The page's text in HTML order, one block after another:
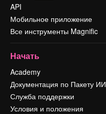
API
Мобильное приложение
Все инструменты Magnific
Начать
Academy
Документация по Пакету ИИ
Служба поддержки
Условия и положения